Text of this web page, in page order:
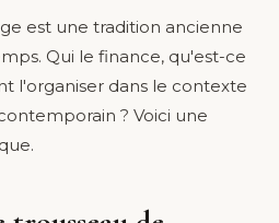
est une tradition ancienne
Qui le finance, qu'est-ce
l'organiser dans le contexte
? Voici une